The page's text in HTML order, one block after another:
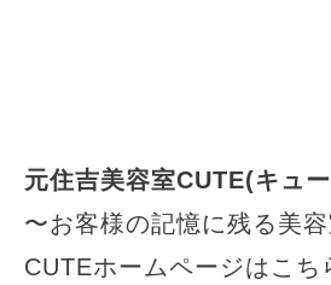
元住吉美容室CUTE(キュ
〜お客様の記憶に残る美
CUTEホームページはこ